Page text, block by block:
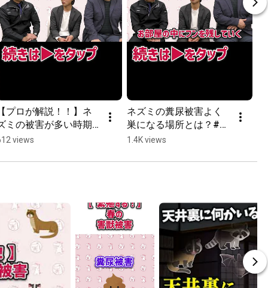
【プロが解説！！】ネ
ミの被害が多い時期
いつ？？
views
ネズミの糞尿被害よく
巣になる場所とは？#駆
除ザウルス
1.4K views